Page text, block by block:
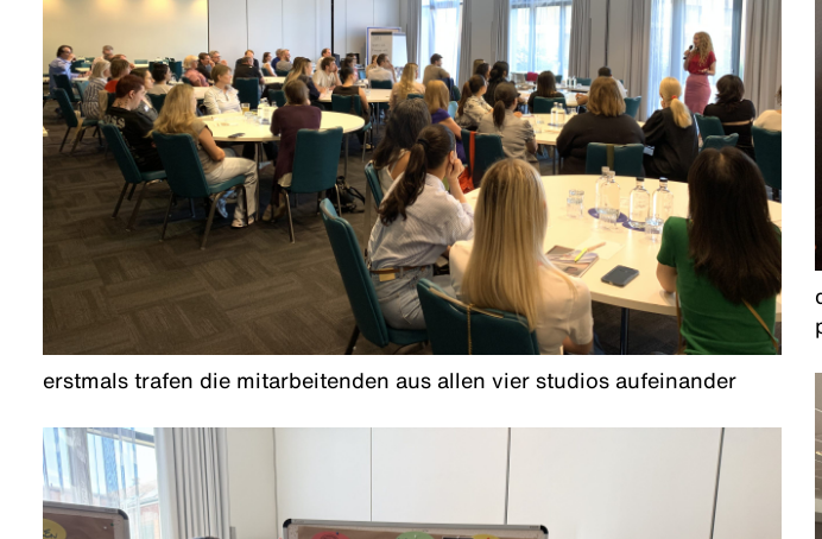
erstmals trafen die mitarbeitenden aus allen vier studios aufeinander